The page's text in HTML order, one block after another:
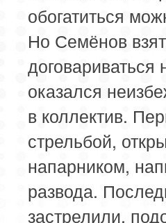
обогатиться
Но Семёнов
оказался
в коллектив.
стрельбой,
напарником,
развода.
застрелили,